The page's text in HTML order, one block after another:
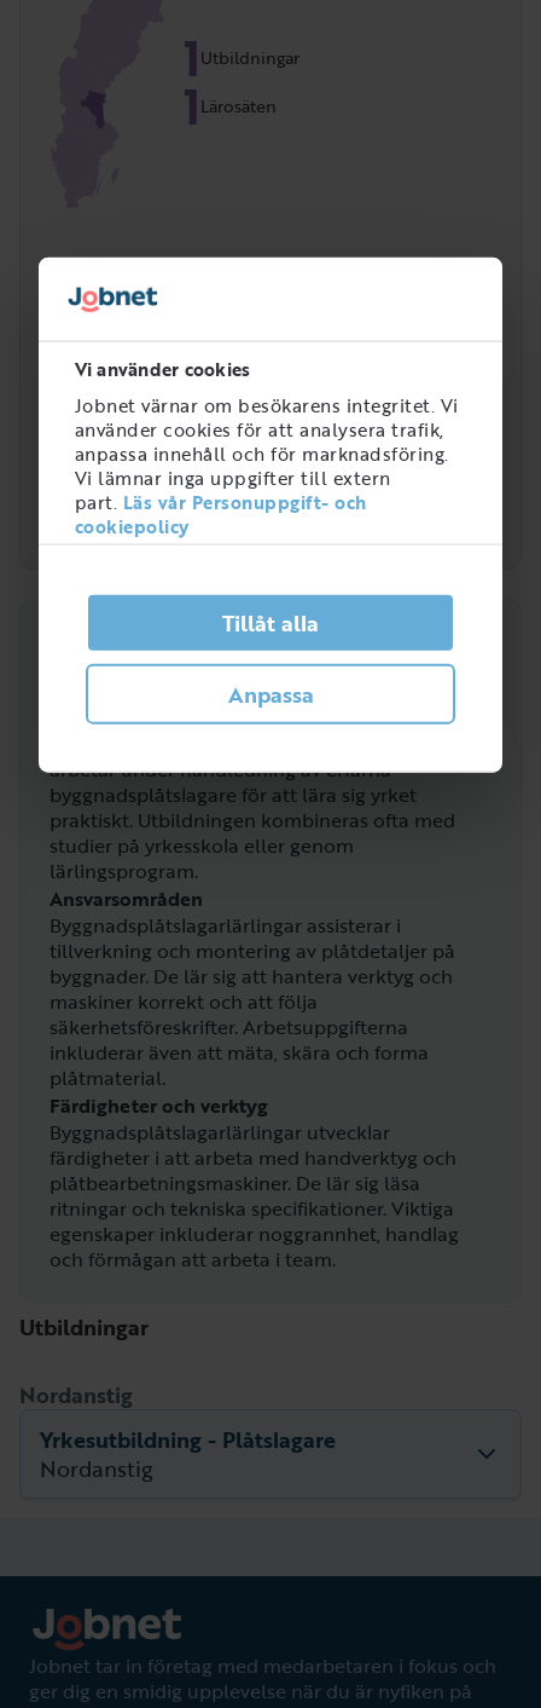
Vi använder cookies
Jobnet värnar om besökarens integritet. Vi
använder cookies för att analysera trafik,
anpassa innehåll och för marknadsföring.
Vi lämnar inga uppgifter till extern
part. Läs vår Personuppgift- och
cookiepolicy
Tillåt alla
Anpassa
1Utbildningar
1Lärosäten
Vad gör en Lärling byggnadsplåtslagare?
Byggnadsplåtslagarlärlingar är under utbildning
arbetar under handledning av erfarna
byggnadsplåtslagare för att lära sig yrket
praktiskt. Utbildningen kombineras ofta med
studier på yrkesskola eller genom
lärlingsprogram.
Ansvarsområden
Byggnadsplåtslagarlärlingar assisterar i
tillverkning och montering av plåtdetaljer på
byggnader. De lär sig att hantera verktyg och
maskiner korrekt och att följa
säkerhetsföreskrifter. Arbetsuppgifterna
inkluderar även att mäta, skära och forma
plåtmaterial.
Färdigheter och verktyg
Byggnadsplåtslagarlärlingar utvecklar
färdigheter i att arbeta med handverktyg och
plåtbearbetningsmaskiner. De lär sig läsa
ritningar och tekniska specifikationer. Viktiga
egenskaper inkluderar noggrannhet, handlag
och förmågan att arbeta i team.
Utbildningar
Nordanstig
Yrkesutbildning - Plåtslagare
Nordanstig
Nästa startdatum
Utbildningsperiod
Jobnet tar in företag med medarbetaren i fokus och
ger dig en smidig upplevelse när du är nyfiken på